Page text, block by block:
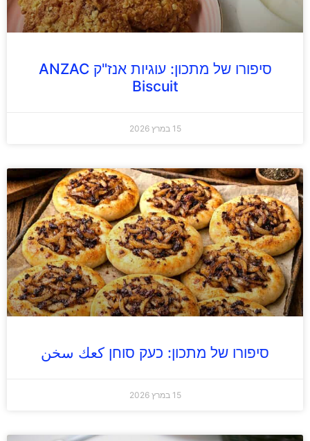
סיפורו של מתכון: עוגיות אנז"ק ANZAC
Biscuit
15 במרץ 2026
סיפורו של מתכון: כעק סוחן كعك سخن
15 במרץ 2026